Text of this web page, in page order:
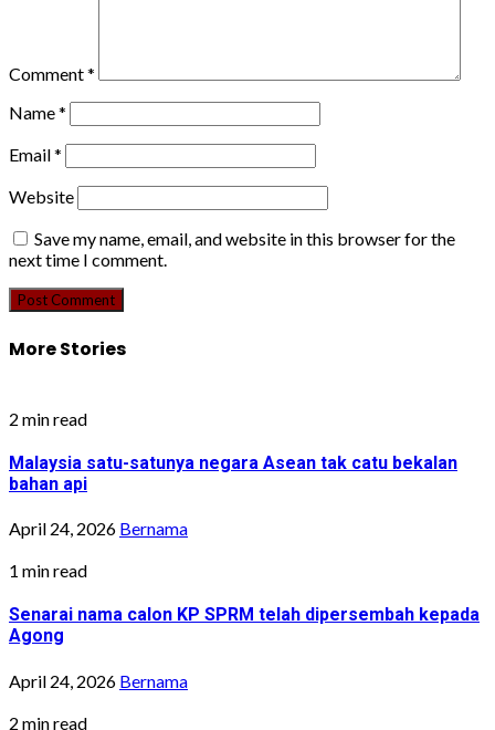
Comment*
Name*
Email*
Website
Save my name, email, and website in this browser for the
next time I comment.
More Stories
2 min read
Malaysia satu-satunya negara Asean tak catu bekalan
bahan api
April 24, 2026 Bernama
1 min read
Senarai nama calon KP SPRM telah dipersembah kepada
Agong
April 24, 2026 Bernama
2 min read